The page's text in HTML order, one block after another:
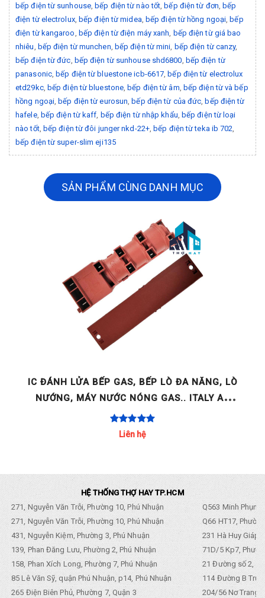
bếp điện từ sunhouse ,bếp điện từ nào tốt ,bếp điện từ đơn ,bếp
điện từ electrolux,bếp điện từ midea bếp điện từ hồng ngoại ,bếp
điện từ kangaroo bếp điện từ điện máy xanh bếp điện từ giá bao
nhiêu bếp điện từ munchen bếp điện từ mini bếp điện từ canzy,
bếp điện từ đức bếp điện từ sunhouse shd6800 bếp điện từ
panasonic,bếp điện từ bluestone icb-6617 ,bếp điện từ electrolux
etd29kc, bếp điện từ bluestone ,bếp điện từ âm bếp điện từ và bếp
hồng ngoại ,bếp điện từ eurosun ,bếp điện từ của đức ,bếp điện từ
hafele, bếp điện từ kaff bếp điện từ nhập khẩu bếp điện từ loại
nào tốt, bếp điện từ đôi junger nkd-22+,bếp điện từ teka ib 702
bếp điện từ super-slim eji135
SẢN PHẨM CÙNG DANH MỤC
IC ĐÁNH LỬA BẾP GAS, BẾP LÒ ĐA NĂNG, LÒ
NƯỚNG, MÁY NƯỚC NÓNG GAS.. ITALY AC
220-240V 2 LÒ / 4 LÒ / [...]
Liên hệ
HỆ THỐNG THỢ HAY TP.HCM
271, Nguyễn Văn Trỗi, Phường 10, Phú Nhuận
Q563 Minh
271, Nguyễn Văn Trỗi, Phường 10, Phú Nhuận
Q66 HT17,
431, Nguyễn Kiệm, Phường 3, Phú Nhuận
231 Hà Huy Giáp,
139, Phan Đăng Lưu, Phường 2, Phú Nhuận
71D/5 Kp7,
158, Phan Xích Long, Phường 7, Phú Nhuận
21 Đường số 2,
85 Lê Văn Sỹ, quận Phú Nhuận, p14, Phú Nhuận
114 Đường B
265 Điện Biên Phủ, Phường 7, Quận 3
204/56 Nơ Trang